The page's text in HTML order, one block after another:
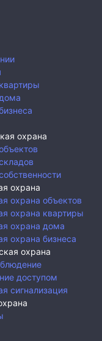
охрана
охрана
охрана объектов
охрана квартиры
охрана дома
охрана бизнеса
охрана
доступом
сигнализация